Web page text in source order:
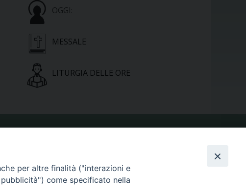
OGGI:
MESSALE
LITURGIA DELLE ORE
PHOTOGALLERY
per altre finalità ("interazioni e
come specificato nella